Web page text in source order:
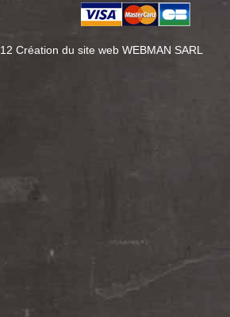
Création du site web WEBMAN SARL